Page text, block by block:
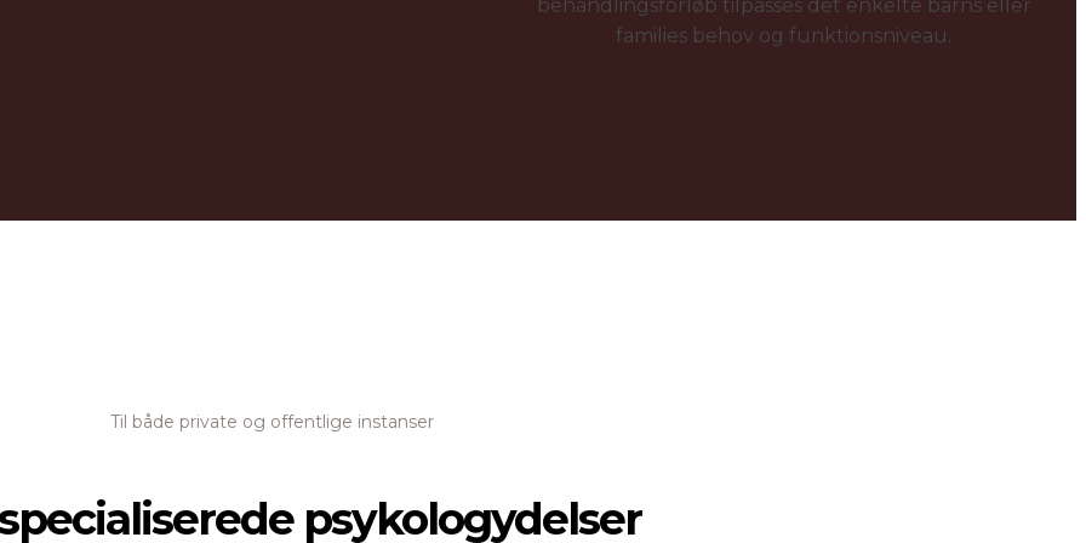
behandlingsforløb tilpasses det enkelte barns eller
families behov og funktionsniveau.
Til både private og offentlige instanser
psykologydelser